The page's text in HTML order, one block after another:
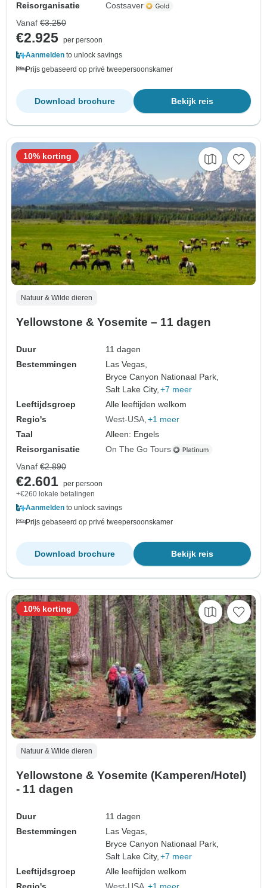
Reisorganisatie
Costsaver
Vanaf €3.250
€2.925 per persoon
Aanmelden to unlock savings
Prijs gebaseerd op privé tweepersoonskamer
Bekijk reis
Download brochure
Natuur & Wilde dieren
Yellowstone & Yosemite – 11 dagen
Duur
11 dagen
Bestemmingen
Las Vegas,
Bryce Canyon Nationaal Park,
Salt Lake City, +7 meer
Leeftijdsgroep
Alle leeftijden welkom
Regio's
West-USA +1 meer
Taal
Alleen: Engels
Reisorganisatie
On The Go Tours
10% korting
Vanaf €2.890
€2.601 per persoon
+€260 lokale betalingen
Aanmelden to unlock savings
Prijs gebaseerd op privé tweepersoonskamer
Bekijk reis
Download brochure
Natuur & Wilde dieren
Yellowstone & Yosemite (Kamperen/Hotel)
- 11 dagen
Duur
11 dagen
Bestemmingen
Las Vegas,
Bryce Canyon Nationaal Park,
Salt Lake City, +7 meer
Leeftijdsgroep
Alle leeftijden welkom
Regio's
West-USA +1 meer
10% korting